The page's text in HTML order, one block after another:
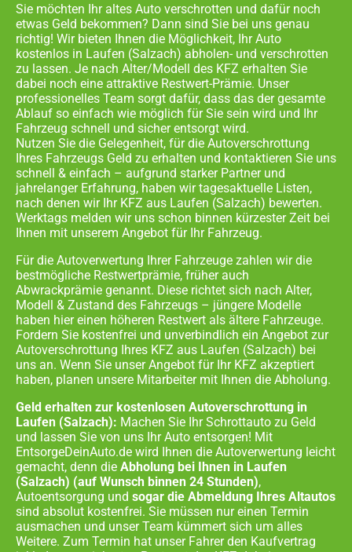
Sie möchten Ihr altes Auto verschrotten und dafür noch
etwas Geld bekommen? Dann sind Sie bei uns genau
richtig! Wir bieten Ihnen die Möglichkeit, Ihr Auto
kostenlos in Laufen (Salzach) abholen- und verschrotten
zu lassen. Je nach Alter/Modell des KFZ erhalten Sie
dabei noch eine attraktive Restwert-Prämie. Unser
professionelles Team sorgt dafür, dass das der gesamte
Ablauf so einfach wie möglich für Sie sein wird und Ihr
Fahrzeug schnell und sicher entsorgt wird.
Nutzen Sie die Gelegenheit, für die Autoverschrottung
Ihres Fahrzeugs Geld zu erhalten und kontaktieren Sie uns
schnell & einfach – aufgrund starker Partner und
jahrelanger Erfahrung, haben wir tagesaktuelle Listen,
nach denen wir Ihr KFZ aus Laufen (Salzach) bewerten.
Werktags melden wir uns schon binnen kürzester Zeit bei
Ihnen mit unserem Angebot für Ihr Fahrzeug.
Für die Autoverwertung Ihrer Fahrzeuge zahlen wir die
bestmögliche Restwertprämie, früher auch
Abwrackprämie genannt. Diese richtet sich nach Alter,
Modell & Zustand des Fahrzeugs – jüngere Modelle
haben hier einen höheren Restwert als ältere Fahrzeuge.
Fordern Sie kostenfrei und unverbindlich ein Angebot zur
Autoverschrottung Ihres KFZ aus Laufen (Salzach) bei
uns an. Wenn Sie unser Angebot für Ihr KFZ akzeptiert
haben, planen unsere Mitarbeiter mit Ihnen die Abholung.
Geld erhalten zur kostenlosen Autoverschrottung in
Laufen (Salzach): Machen Sie Ihr Schrottauto zu Geld
und lassen Sie von uns Ihr Auto entsorgen! Mit
EntsorgeDeinAuto.de wird Ihnen die Autoverwertung leicht
gemacht, denn die Abholung bei Ihnen in Laufen
(Salzach) (auf Wunsch binnen 24 Stunden),
Autoentsorgung und sogar die Abmeldung Ihres Altautos
sind absolut kostenfrei. Sie müssen nur einen Termin
ausmachen und unser Team kümmert sich um alles
Weitere. Zum Termin hat unser Fahrer den Kaufvertrag